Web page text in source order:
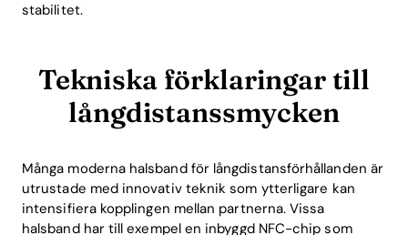
stabilitet.
Tekniska förklaringar till
långdistanssmycken
Många moderna halsband för långdistansförhållanden är
utrustade med innovativ teknik som ytterligare kan
intensifiera kopplingen mellan partnerna. Vissa
halsband har till exempel en inbyggd NFC-chip som